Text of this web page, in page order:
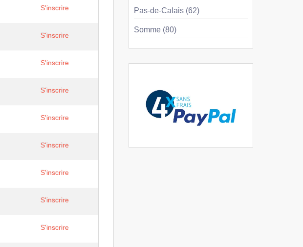
S'inscrire
S'inscrire
S'inscrire
S'inscrire
S'inscrire
S'inscrire
S'inscrire
S'inscrire
S'inscrire
Pas-de-Calais (62)
Somme (80)